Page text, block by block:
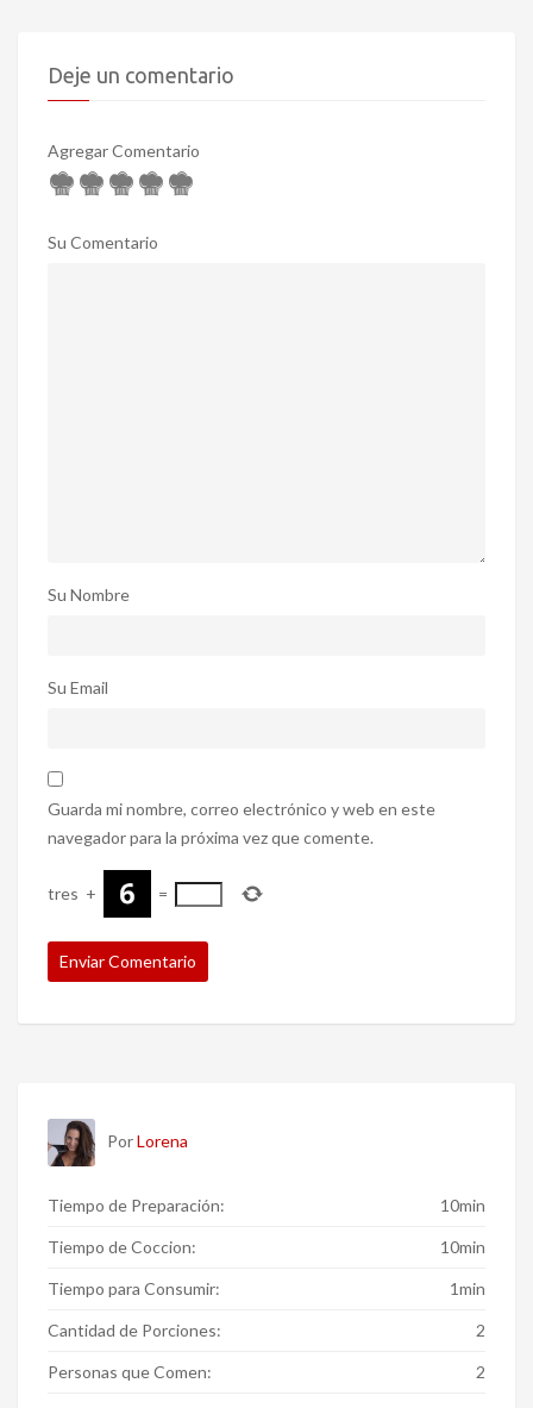
Deje un comentario
Agregar Comentario
Su Comentario
Su Nombre
Su Email
Guarda mi nombre, correo electrónico y web en este
navegador para la próxima vez que comente.
tres + =
PorLorena
Tiempo de Preparación: 10min
Tiempo de Coccion: 10min
Tiempo para Consumir: 1min
Cantidad de Porciones: 2
Personas que Comen: 2